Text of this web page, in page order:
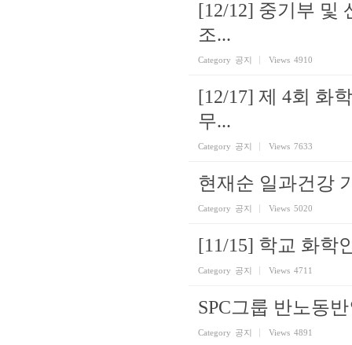
[12/12] 중기부 및
조...
Category 공지 Views 4910
[12/17] 제 4회 화
무...
Category 공지 Views 7633
현재순 일과건강
Category 공지 Views 5020
[11/15] 학교 화학
Category 공지 Views 4711
SPC그룹 반노동
Category 공지 Views 4891